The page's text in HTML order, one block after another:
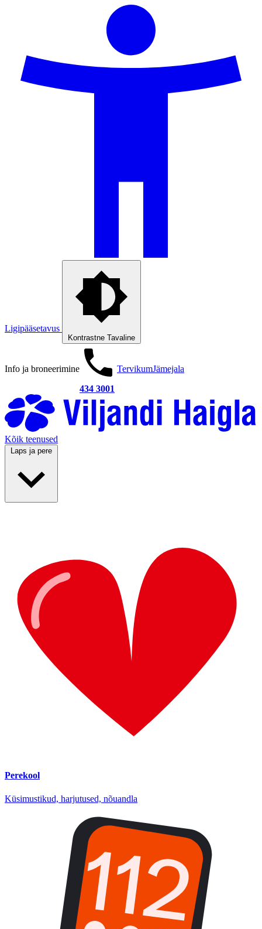
Ligipääsetavus
Kontrastne Tavaline
Info ja broneerimine
434 3001
TervikumJämejala
Kõik teenused
Laps ja pere
Perekool
Küsimustikud, harjutused, nõuandla